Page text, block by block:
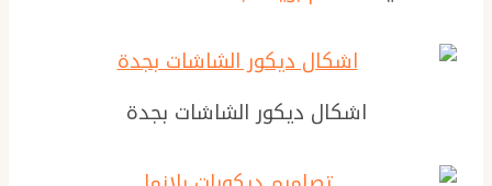
اشكال ديكور الشاشات بجدة